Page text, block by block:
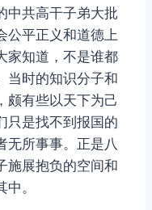
中共高干子弟大批
公平正义和道德上
家知道，不是谁都
当时的知识分子和
颇有些以天下为己
只是找不到报国的
无所事事。正是八
施展抱负的空间和
。